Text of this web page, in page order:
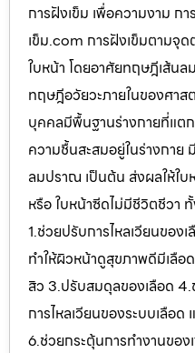
การฝังเข็ม เพื่อความงาม ก
เข็ม.com การฝังเข็มตามจุ
ใบหน้า โดยอาศัยทฤษฎีเส้น
ทฤษฎีอวัยวะภายในของศา
บุคคลมีพื้นฐานร่างกายที่แต
ความชื้นสะสมอยู่ในร่างกาย
ลมปราณ เป็นต้น ส่งผลให้ใ
หรือ ใบหน้าซีดไม่มีชีวิตชีวา
1.ช่วยปรับการไหลเวียนของ
ทำให้ผิวหน้าดูสุขภาพดีมีเลือ
สิว 3.ปรับสมดุลของเลือด
การไหลเวียนของระบบเลือด
6.ช่วยกระตุ้นการทำงานของ